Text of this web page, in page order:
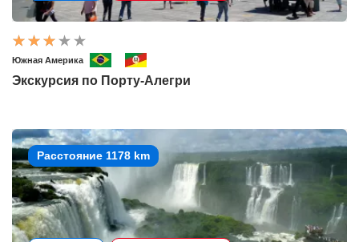
Южная Америка
Экскурсия по Порту-Алегри
Расстояние 1178 km